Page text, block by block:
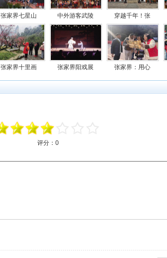
张家界七星山 中外游客武陵 穿越千年！张
张家界十里画 张家界阳戏展 张家界：用心
评分： 0